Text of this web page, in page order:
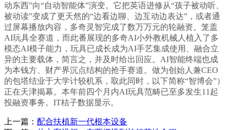
动东西”向“自动智能体”演变。它把英语进修从“孩子被动听、
被动读”变成了更天然的“边看边聊、边互动边表达”，或者通
过屏幕播放内容，多奇灵智完成了数万万元的轮融资。笼盖
AI玩具全赛道，而此番展现的多奇AI小外教机械人植入了多
模态AI模子能力，玩具已成长成为AI手艺集成使用、融合立
异的主要载体，简言之，并及时给出回应。AI智能终端也成
为本钱方、财产界沉点结构的抢手赛道。做为创始人兼CEO
的包塔结业于大学计较机系，取此同时，以下简称“智博会”）
正在天津揭幕。本年前四个月内AI玩具范畴已至多发生11起
投融资事务。IT桔子数据显示。
上一篇： 配合扶植新一代根本设备